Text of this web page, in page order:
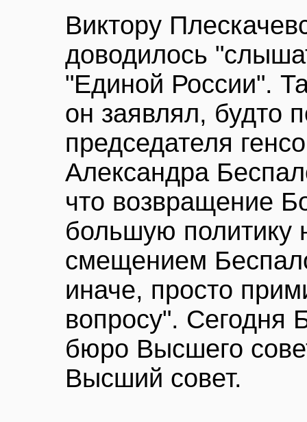
Виктору
доводилось
"Единой России".
он заявлял, будто
председателя
Александра
что возвращение
большую политику
смещением
иначе, просто
вопросу". Сегодня
бюро Высшего
Высший совет.